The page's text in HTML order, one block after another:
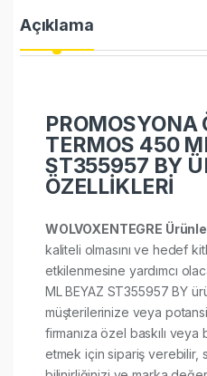
Açıklama
PROMOSYONA
TERMOS 450
ST355957 BY
ÖZELLİKLERİ
WOLVOXENTEGRE
kaliteli olmasını ve hedef
etkilenmesine yardımcı
ML BEYAZ ST355957 BY
müşterilerinize veya
firmanıza özel baskılı veya
etmek için sipariş verebilir,